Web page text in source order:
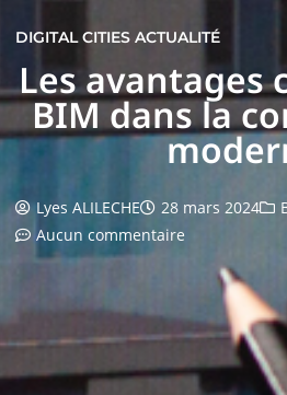
DIGITAL CITIES ACTUALITÉ
Les avantages
BIM dans la
Lyes ALILECHE 28 mars 2024
Aucun commentaire